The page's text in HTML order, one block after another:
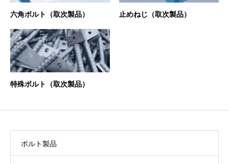
六角ボルト（取次製品） 止めねじ（取次製品）
特殊ボルト（取次製品）
ボルト製品